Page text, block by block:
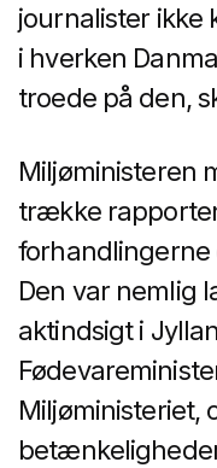
journalister ikke
i hverken
troede på den,
Miljøministeren
trække
forhandlingerne
Den var nemlig
aktindsigt i
Miljøministeriet,